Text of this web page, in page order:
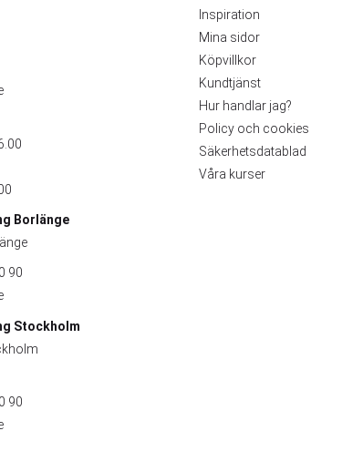
Borlänge
90
Stockholm
90
Inspiration
Mina sidor
Köpvillkor
Kundtjänst
Hur handlar jag?
Policy och cookies
Säkerhetsdatablad
Våra kurser